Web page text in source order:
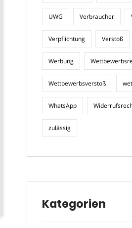
UWG Verbraucher
Verpflichtung Verstoß
Werbung
Wettbewerbsverstoß
WhatsApp
zulässig
Kategorien